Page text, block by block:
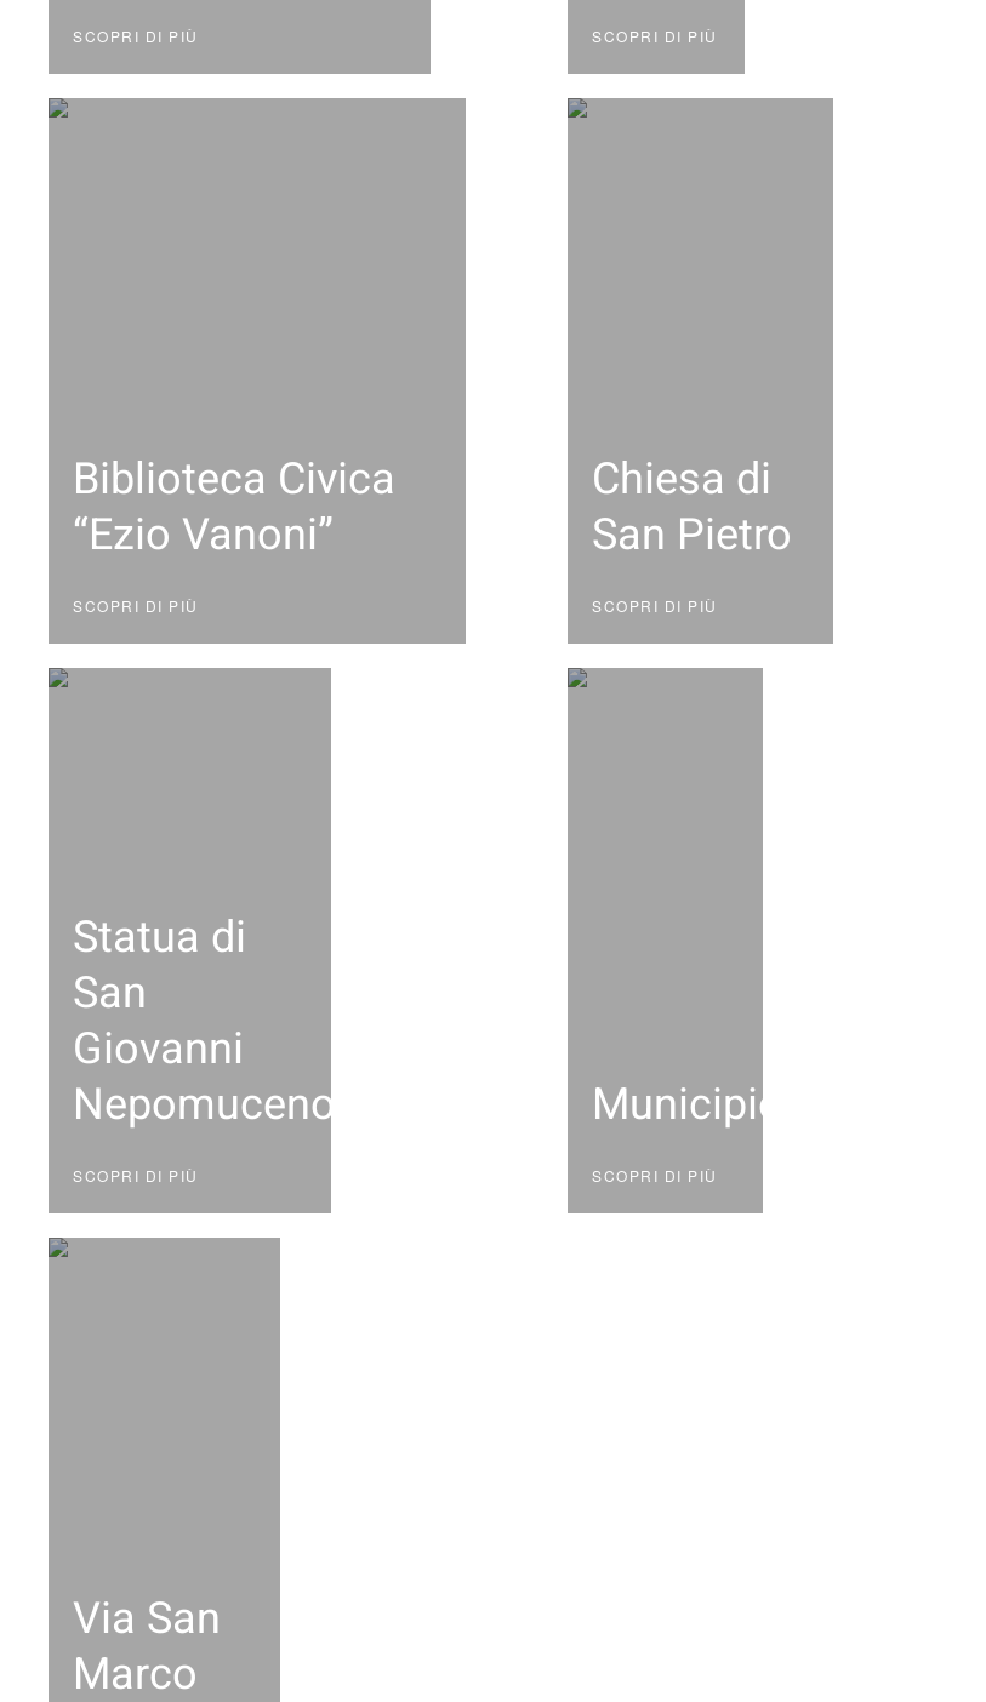
SCOPRI DI PIÙ SCOPRI DI PIÙ
Biblioteca Civica
“Ezio Vanoni”
SCOPRI DI PIÙ
Chiesa di
San Pietro
SCOPRI DI PIÙ
Statua di
San
Giovanni
Nepomuceno
SCOPRI DI PIÙ
Municipio
SCOPRI DI PIÙ
Via San
Marco